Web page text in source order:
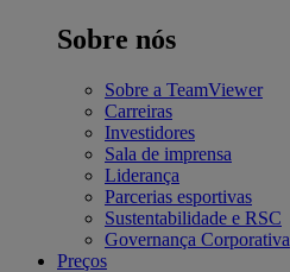
Sobre nós
Sobre a TeamViewer
Carreiras
Investidores
Sala de imprensa
Liderança
Parcerias esportivas
Sustentabilidade e RSC
Governança Corporativa
Preços